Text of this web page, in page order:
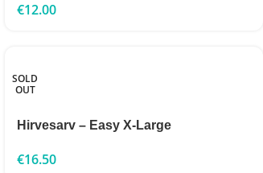
€12.00
SOLD
OUT
Hirvesarv – Easy X-Large
€16.50